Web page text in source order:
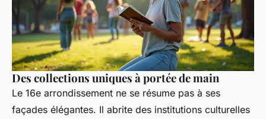
Des collections uniques à portée de main
Le 16e arrondissement ne se résume pas à ses
façades élégantes. Il abrite des institutions culturelles